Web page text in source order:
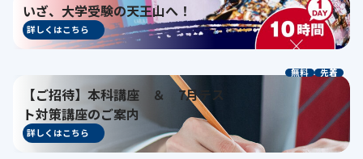
いざ、大学受験の天王山へ！
詳しくはこちら
【ご招待】本科講座 ＆ 7月テス
ト対策講座のご案内
詳しくはこちら
無料 先着